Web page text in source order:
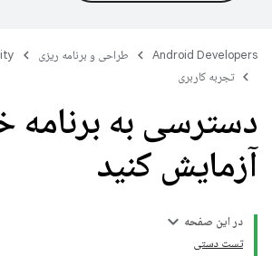
Android Developers طراحی و برنامه ریزی
تجربه کاربری
دسترسی به برنامه
آزمایش کنید
در این صفحه
تست دستی